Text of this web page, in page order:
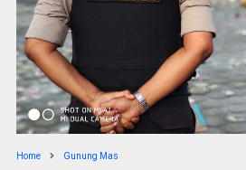
Home Gunung Mas